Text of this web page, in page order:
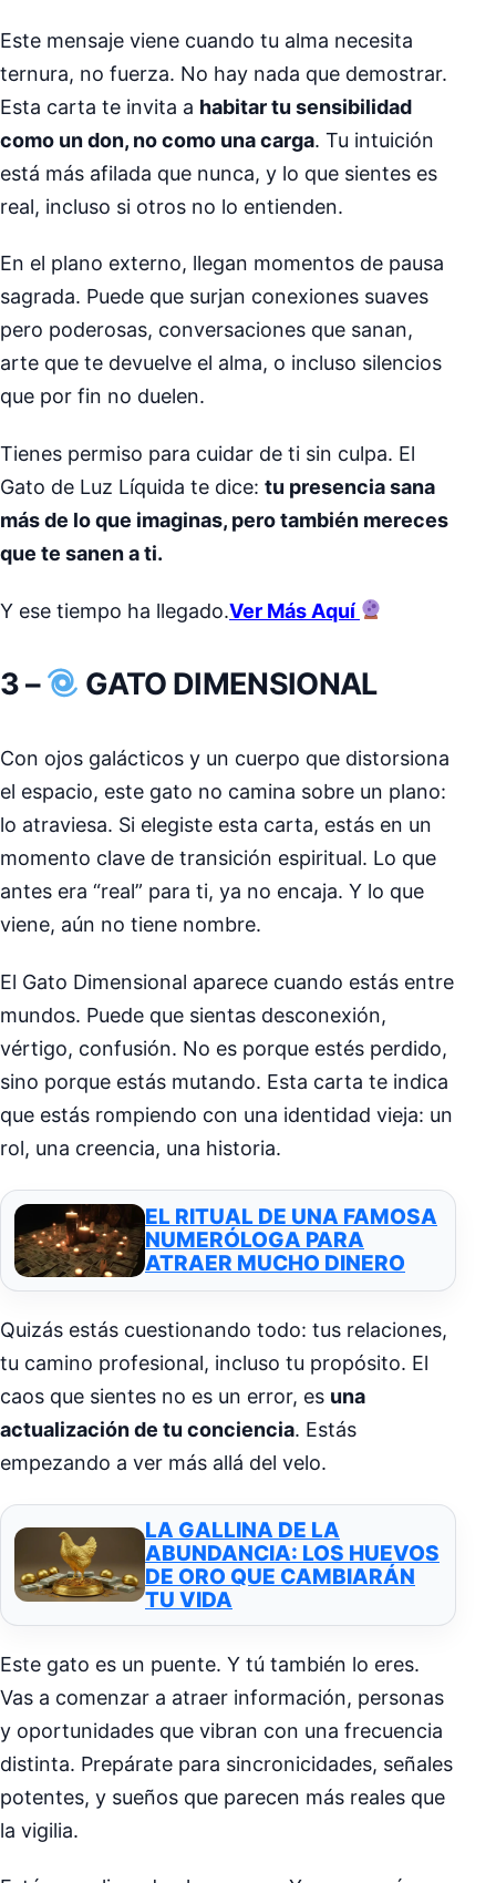
Este mensaje viene cuando tu alma necesita
ternura, no fuerza. No hay nada que demostrar.
Esta carta te invita a habitar tu sensibilidad
como un don, no como una carga. Tu intuición
está más afilada que nunca, y lo que sientes es
real, incluso si otros no lo entienden.
En el plano externo, llegan momentos de pausa
sagrada. Puede que surjan conexiones suaves
pero poderosas, conversaciones que sanan,
arte que te devuelve el alma, o incluso silencios
que por fin no duelen.
Tienes permiso para cuidar de ti sin culpa. El
Gato de Luz Líquida te dice: tu presencia sana
más de lo que imaginas, pero también mereces
que te sanen a ti.
Y ese tiempo ha llegado.Ver Más Aquí
3 – GATO DIMENSIONAL
Con ojos galácticos y un cuerpo que distorsiona
el espacio, este gato no camina sobre un plano:
lo atraviesa. Si elegiste esta carta, estás en un
momento clave de transición espiritual. Lo que
antes era “real” para ti, ya no encaja. Y lo que
viene, aún no tiene nombre.
El Gato Dimensional aparece cuando estás entre
mundos. Puede que sientas desconexión,
vértigo, confusión. No es porque estés perdido,
sino porque estás mutando. Esta carta te indica
que estás rompiendo con una identidad vieja: un
rol, una creencia, una historia.
EL RITUAL DE UNA FAMOSA
NUMERÓLOGA PARA
ATRAER MUCHO DINERO
Quizás estás cuestionando todo: tus relaciones,
tu camino profesional, incluso tu propósito. El
caos que sientes no es un error, es una
actualización de tu conciencia. Estás
empezando a ver más allá del velo.
LA GALLINA DE LA
ABUNDANCIA: LOS HUEVOS
DE ORO QUE CAMBIARÁN
TU VIDA
Este gato es un puente. Y tú también lo eres.
Vas a comenzar a atraer información, personas
y oportunidades que vibran con una frecuencia
distinta. Prepárate para sincronicidades, señales
potentes, y sueños que parecen más reales que
la vigilia.